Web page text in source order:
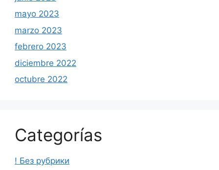
mayo 2023
marzo 2023
febrero 2023
diciembre 2022
octubre 2022
Categorías
! Без рубрики